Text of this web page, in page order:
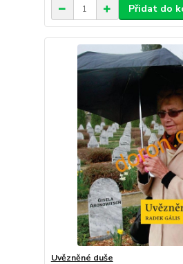
Přidat do
Uvězněné duše